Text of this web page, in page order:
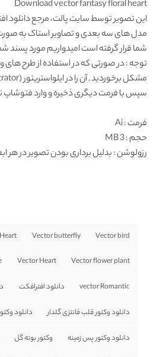
Download vector fantasy floral heart
این تصویر توسط سایت پالت، مرجعدانلود
مدل های سه بعدی و تصاویر استاک به صورت
شما قرار گرفته است امیدواریم مورد پسند
توجه : در صورتی که در استفاده از طرح های
سپس با فرمت دیگری ذخیره و وارد فتوشاپ
فرمت: Ai
حجم : 3 MB
رزولوشن: بدلیل برداری بودن تصویر در هر
Vector bird
Vector butterfly
Vector flower plant
Vector Heart
vector Romantic دانلود افترافکت
دانلود وکتور قلب فانتزی گلدار دانلود
دانلود وکتور پس زمینه وکتور بوته گل